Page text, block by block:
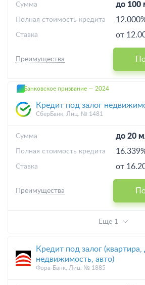
до 100
Cумма
Полная стоимость кредита
от
Ставка
Преимущества
Банковское призвание — 2024
Кредит под залог
СберБанк, Лиц. № 1481
до 20
Cумма
Полная стоимость кредита
от
Ставка
Преимущества
Еще 1
Кредит под залог
недвижимость, авто)
Фора-Банк, Лиц. № 1885